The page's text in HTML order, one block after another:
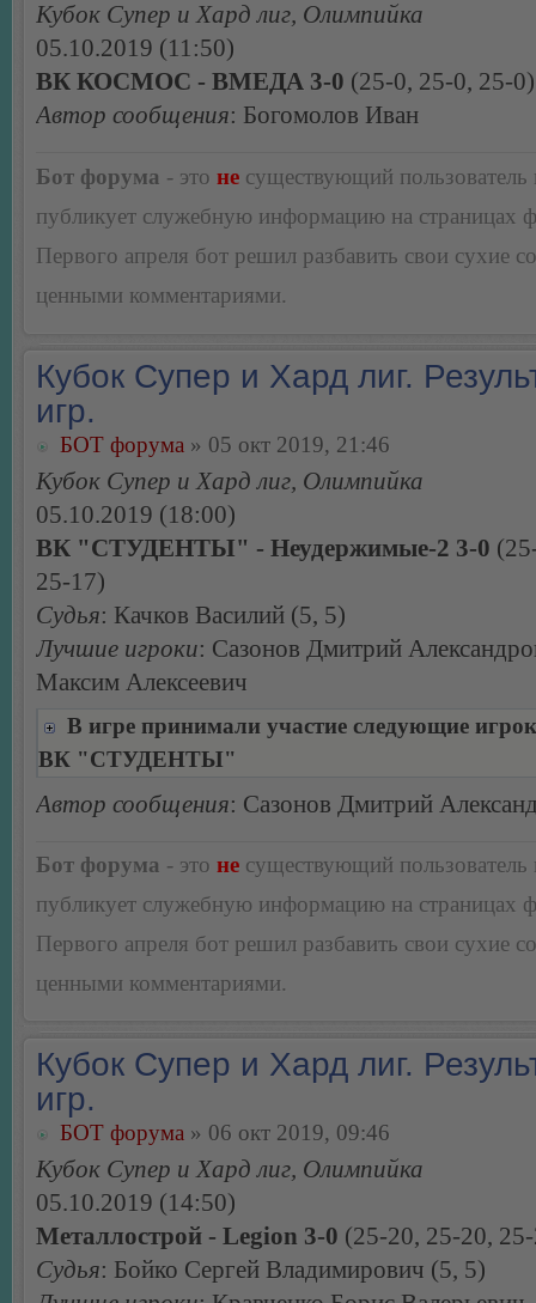
Кубок Супер и Хард лиг, Олимпийка
05.10.2019 (11:50)
ВК КОСМОС - ВМЕДА 3-0 (25-0, 25-0, 25-0)
Автор сообщения: Богомолов Иван
Бот форума - это не существующий пользователь
публикует служебную информацию на страницах
Первого апреля бот решил разбавить свои сухие
ценными комментариями.
Кубок Супер и Хард лиг.
игр.
БОТ форума » 05 окт 2019, 21:46
Кубок Супер и Хард лиг, Олимпийка
05.10.2019 (18:00)
ВК "СТУДЕНТЫ" - Неудержимые-2 3-0
25-17)
Судья: Качков Василий (5, 5)
Лучшие игроки: Сазонов Дмитрий
Максим Алексеевич
В игре принимали участие следующие
ВК "СТУДЕНТЫ"
Автор сообщения: Сазонов Дмитрий
Бот форума - это не существующий пользователь
публикует служебную информацию на страницах
Первого апреля бот решил разбавить свои сухие
ценными комментариями.
Кубок Супер и Хард лиг.
игр.
БОТ форума » 06 окт 2019, 09:46
Кубок Супер и Хард лиг, Олимпийка
05.10.2019 (14:50)
Металлострой - Legion 3-0 (25-20, 25-20,
Судья: Бойко Сергей Владимирович (5, 5)